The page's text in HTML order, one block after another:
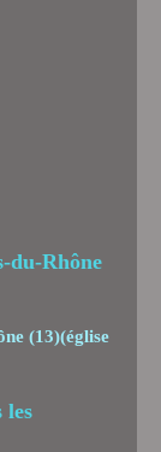
(13)(église